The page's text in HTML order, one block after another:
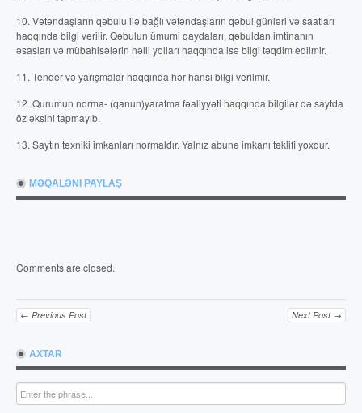
10. Vətəndaşların qəbulu ilə bağlı vətəndaşların qəbul günləri və saatları
haqqında bilgi verilir. Qəbulun ümumi qaydaları, qəbuldan imtinanın
əsasları və mübahisələrin həlli yolları haqqında isə bilgi təqdim edilmir.
11. Tender və yarışmalar haqqında hər hansı bilgi verilmir.
12. Qurumun norma- (qanun)yaratma fəaliyyəti haqqında bilgilər də saytda
öz əksini tapmayıb.
13. Saytın texniki imkanları normaldır. Yalnız abunə imkanı təklifi yoxdur.
MƏQALƏNI PAYLAŞ
Comments are closed.
← Previous Post Next Post →
AXTAR